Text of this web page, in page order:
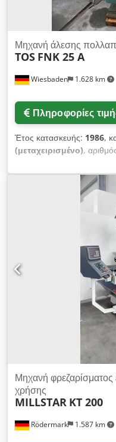
Wiesbaden 1.628 km
Μηχανή άλεσης
TOS FNK 25 A
Πληροφορίες
Έτος κατασκευής: 1986,
(μεταχειρισμένο),
μέγεθος τοποθέτησης
πίνακα x: 800 mm κίνηση
450 mm
άξονα: ISA 40 κωνικό
Άμαξες 125 mm: 0,035
/ 2,4 kW απαιτούμενος
βάρος: 1700 kg Dedef
Rödermark 1.587 km
Μηχανή φρεζαρίσματος
χρήσης
MILLSTAR KT 200